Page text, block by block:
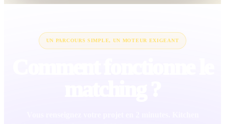
UN PARCOURS SIMPLE, UN MOTEUR EXIGEANT